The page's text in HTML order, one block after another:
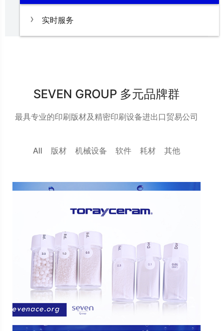
实时服务
SEVEN GROUP 多元品牌群
最具专业的印刷版材及精密印刷设备进出口贸易公司
All 版材 机械设备 软件 耗材 其他